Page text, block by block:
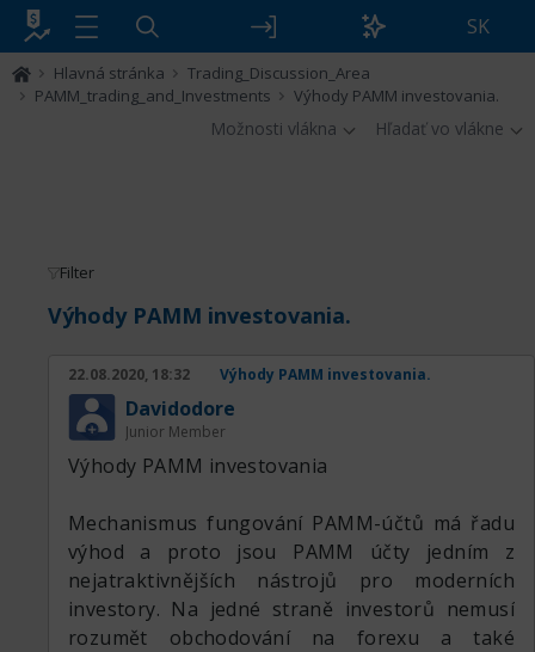
SK
Hlavná stránka
Trading_Discussion_Area
PAMM_trading_and_Investments
Výhody PAMM investovania.
Možnosti vlákna Hľadať vo vlákne
Filter
Výhody PAMM investovania.
22.08.2020, 18:32 Výhody PAMM investovania.
Davidodore
Junior Member
Výhody PAMM investovania
Mechanismus fungování PAMM-účtů má řadu
výhod a proto jsou PAMM účty jedním z
nejatraktivnějších nástrojů pro moderních
investory. Na jedné straně investorů nemusí
rozumět obchodování na forexu a také